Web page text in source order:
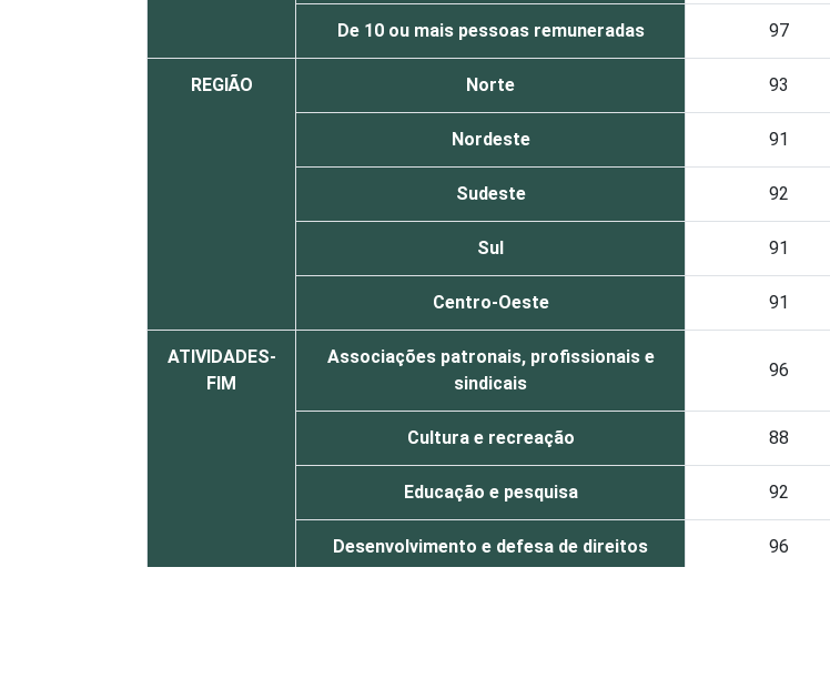
De 10 ou mais pessoas remuneradas 97
REGIÃO Norte 93
Nordeste 91
Sudeste 92
Sul 91
Centro-Oeste 91
ATIVIDADES-
FIM
Associações patronais, profissionais e
sindicais
96
Cultura e recreação 88
Educação e pesquisa 92
Desenvolvimento e defesa de direitos 96